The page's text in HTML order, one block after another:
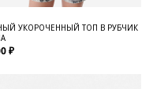
УКОРОЧЕННЫЙ ТОП В РУБЧИК
₽